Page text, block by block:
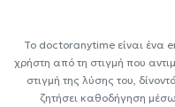
Το doctoranytime είναι ένα
χρήστη από τη στιγμή που
στιγμή της λύσης του,
ζητήσει καθοδήγηση